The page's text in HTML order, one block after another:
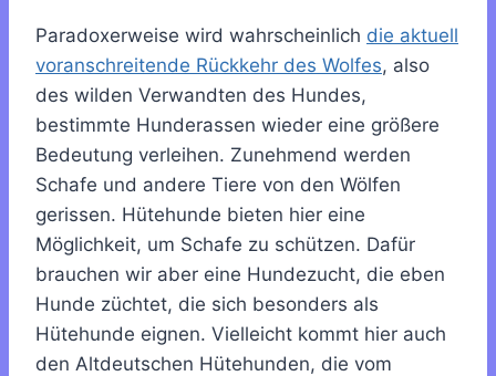
Paradoxerweise wird wahrscheinlich die aktuell
voranschreitende Rückkehr des Wolfes, also
des wilden Verwandten des Hundes,
bestimmte Hunderassen wieder eine größere
Bedeutung verleihen. Zunehmend werden
Schafe und andere Tiere von den Wölfen
gerissen. Hütehunde bieten hier eine
Möglichkeit, um Schafe zu schützen. Dafür
brauchen wir aber eine Hundezucht, die eben
Hunde züchtet, die sich besonders als
Hütehunde eignen. Vielleicht kommt hier auch
den Altdeutschen Hütehunden, die vom